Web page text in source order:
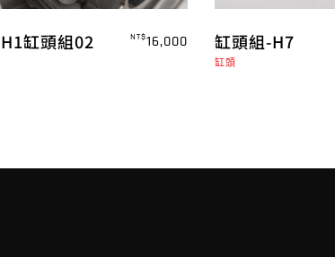
缸頭組02 NT$16,000 缸頭組-H7
缸頭